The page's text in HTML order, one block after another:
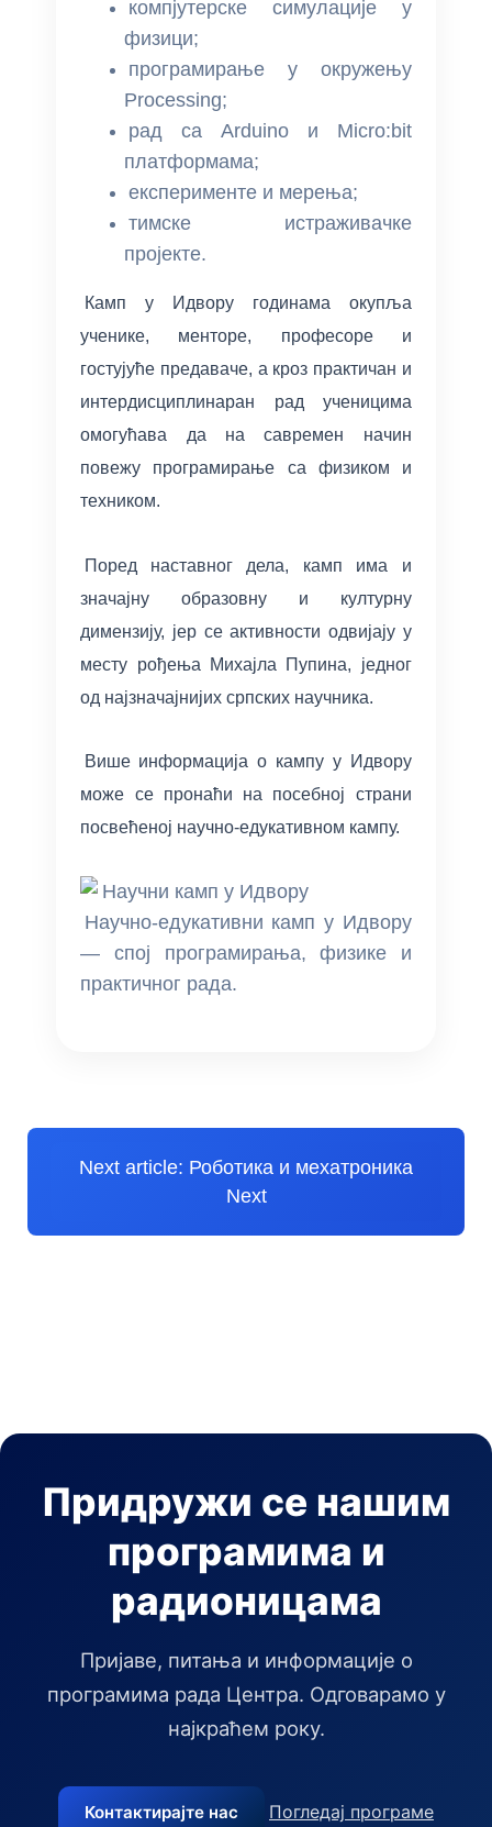
компјутерске симулације у
физици;
програмирање у окружењу
Processing;
рад са Arduino и Micro:bit
платформама;
експерименте и мерења;
тимске истраживачке
пројекте.
Камп у Идвору годинама окупља
ученике, менторе, професоре и
гостујуће предаваче, а кроз практичан и
интердисциплинаран рад ученицима
омогућава да на савремен начин
повежу програмирање са физиком и
техником.
Поред наставног дела, камп има и
значајну образовну и културну
димензију, јер се активности одвијају у
месту рођења Михајла Пупина, једног
од најзначајнијих српских научника.
Више информација о кампу у Идвору
може се пронаћи на посебној страни
посвећеној научно-едукативном кампу.
Научно-едукативни камп у Идвору
— спој програмирања, физике и
практичног рада.
Next article: Роботика и мехатроника
Next
Придружи се нашим
програмима и
радионицама
Пријаве, питања и информације о
програмима рада Центра. Одговарамо у
најкраћем року.
Контактирајте нас Погледај програме